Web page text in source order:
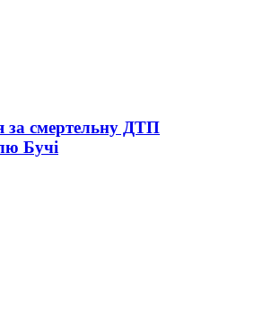
за смертельну ДТП
Бучі